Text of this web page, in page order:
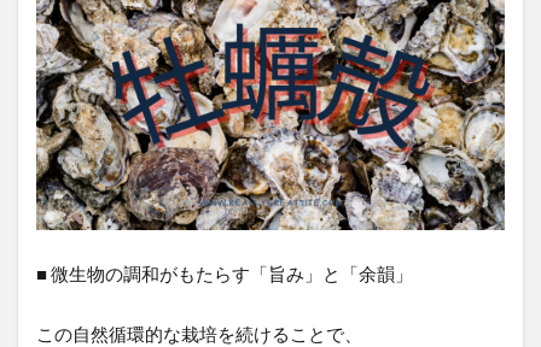
■ 微生物の調和がもたらす「旨み」と「余韻」
この自然循環的な栽培を続けることで、